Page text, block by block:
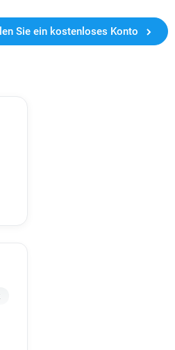
Sie ein kostenloses Konto